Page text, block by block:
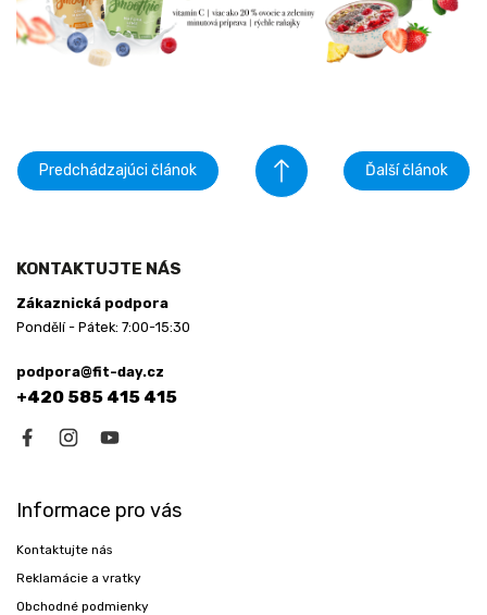
Predchádzajúci článok Ďalší článok
KONTAKTUJTE NÁS
Zákaznická podpora
Pondělí - Pátek: 7:00-15:30
podpora@fit-day.cz
+420 585 415 415
Informace pro vás
Kontaktujte nás
Reklamácie a vratky
Obchodné podmienky